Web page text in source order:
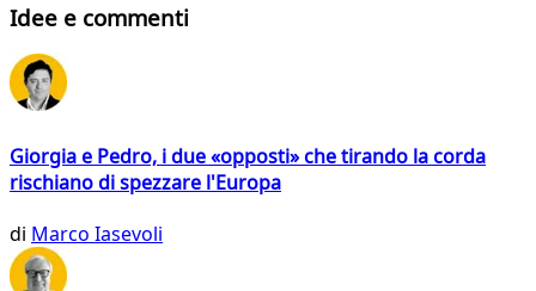
Idee e commenti
Giorgia e Pedro, i due «opposti» che tirando la corda
rischiano di spezzare l'Europa
di Marco Iasevoli